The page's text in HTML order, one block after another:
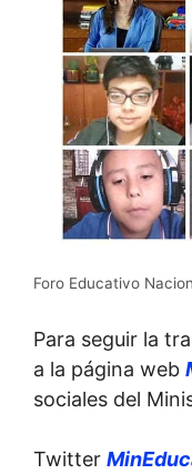
Foro Educativo
Para seguir la
a la página web
sociales del
Twitter